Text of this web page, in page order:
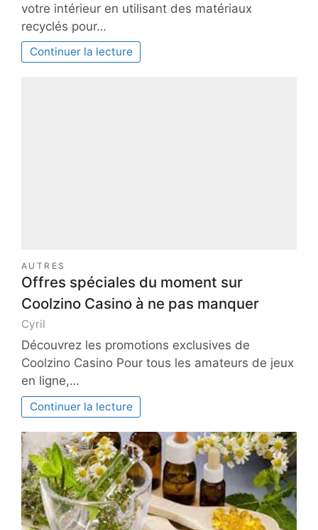
votre intérieur en utilisant des matériaux
recyclés pour…
Continuer la lecture
AUTRES
Offres spéciales du moment sur
Coolzino Casino à ne pas manquer
Cyril
Découvrez les promotions exclusives de
Coolzino Casino Pour tous les amateurs de jeux
en ligne,…
Continuer la lecture